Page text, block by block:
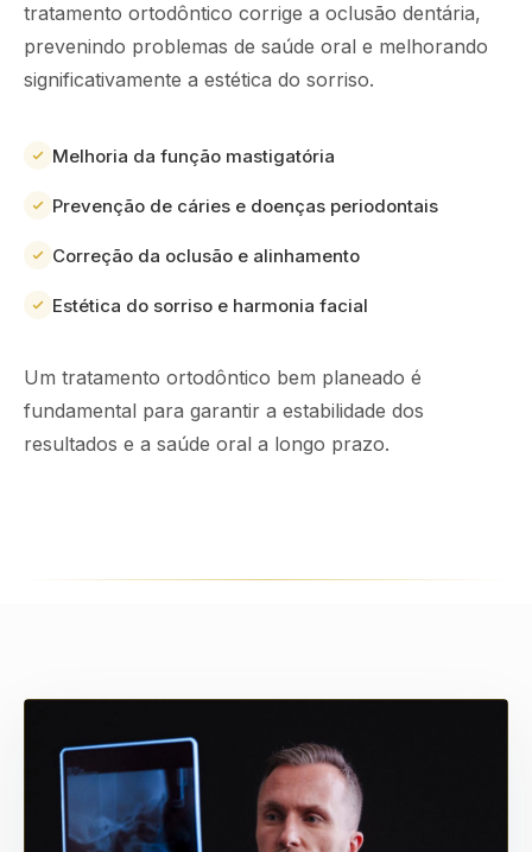
tratamento ortodôntico corrige a oclusão dentária,
prevenindo problemas de saúde oral e melhorando
significativamente a estética do sorriso.
Melhoria da função mastigatória
Prevenção de cáries e doenças periodontais
Correção da oclusão e alinhamento
Estética do sorriso e harmonia facial
Um tratamento ortodôntico bem planeado é
fundamental para garantir a estabilidade dos
resultados e a saúde oral a longo prazo.